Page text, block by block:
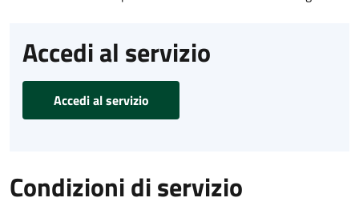
Accedi al servizio
Accedi al servizio
Condizioni di servizio